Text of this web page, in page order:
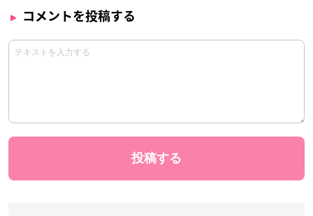
コメントを投稿する